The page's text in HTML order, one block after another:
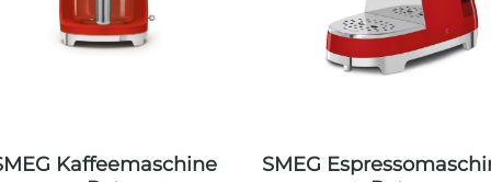
Kaffeemaschine
SMEG